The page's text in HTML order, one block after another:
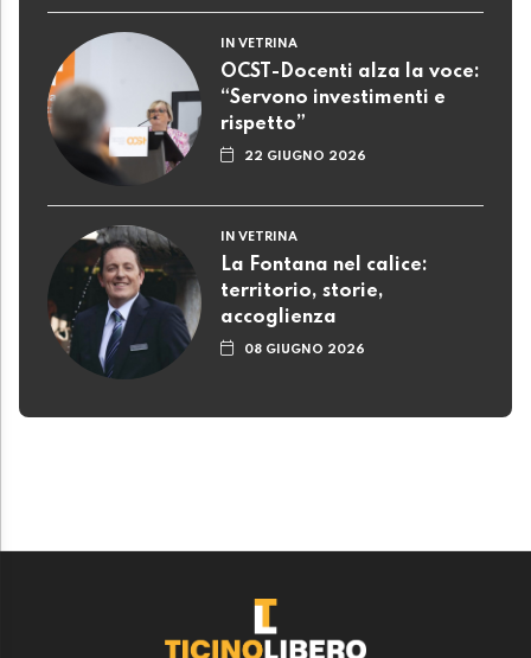
IN VETRINA
OCST-Docenti alza la voce:
“Servono investimenti e
rispetto”
22 GIUGNO 2026
IN VETRINA
La Fontana nel calice:
territorio, storie,
accoglienza
08 GIUGNO 2026